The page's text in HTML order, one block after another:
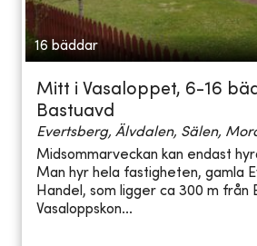
16 bäddar
Mitt i Vasaloppet, 6-16
Bastuavd
Evertsberg, Älvdalen, Sälen,
Midsommarveckan kan endast
Man hyr hela fastigheten, gamla
Handel, som ligger ca 300 m från
Vasaloppskon...